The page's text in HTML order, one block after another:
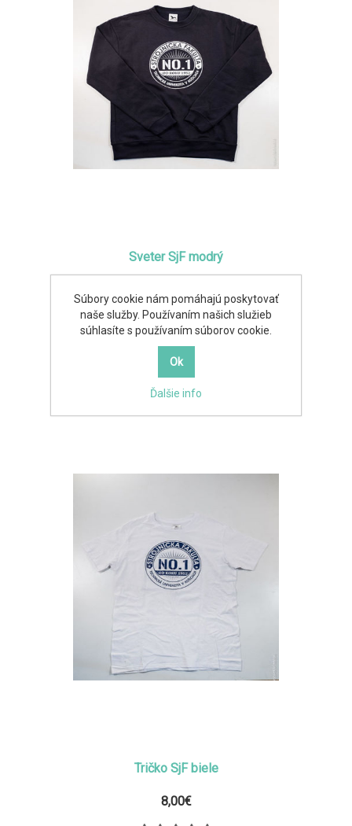
Sveter SjF modrý
Tričko SjF biele
8,00€
Súbory cookie nám pomáhajú poskytovať
naše služby. Používaním našich služieb
súhlasíte s používaním súborov cookie.
Ďalšie info